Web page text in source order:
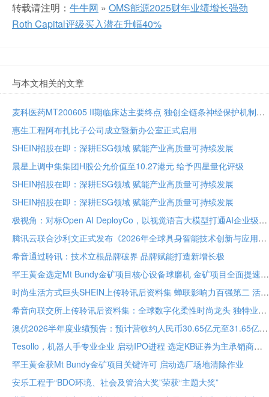
转载请注明： 牛牛网 » OMS能源2025财年业绩增长强劲
Roth Capital评级买入潜在升幅40%
与本文相关的文章
麦科医药MT200605 II期临床达主要终点 独创全链条神经保护机制将亮相国际卒中大会
惠生工程阿布扎比子公司成立暨新办公室正式启用
SHEIN招股在即：深耕ESG领域 赋能产业高质量可持续发展
晨星上调中集集团H股公允价值至10.27港元 给予四星量化评级
SHEIN招股在即：深耕ESG领域 赋能产业高质量可持续发展
SHEIN招股在即：深耕ESG领域 赋能产业高质量可持续发展
极视角：对标Open AI DeployCo，以视觉语言大模型打通AI企业级落地“最后一公里”
腾讯云联合沙利文正式发布《2026年全球具身智能技术创新与应用白皮书》
希音通过聆讯：技术立根品牌破界 品牌赋能打造新增长极
罕王黄金选定Mt Bundy金矿项目核心设备球磨机 金矿项目全面提速
时尚生活方式巨头SHEIN上传聆讯后资料集 蝉联影响力百强第二 活跃顾客达2.73亿
希音向联交所上传聆讯后资料集：全球数字化柔性时尚龙头 独特业务模式构筑坚固护城河
澳优2026半年度业绩预告：预计营收约人民币30.65亿元至31.65亿元 核心业务基础保持稳定
Tesollo，机器人手专业企业 启动IPO进程 选定KB证券为主承销商
罕王黄金获Mt Bundy金矿项目关键许可 启动选厂场地清除作业
安乐工程于“BDO环境、社会及管治大奖”荣获“主题大奖”